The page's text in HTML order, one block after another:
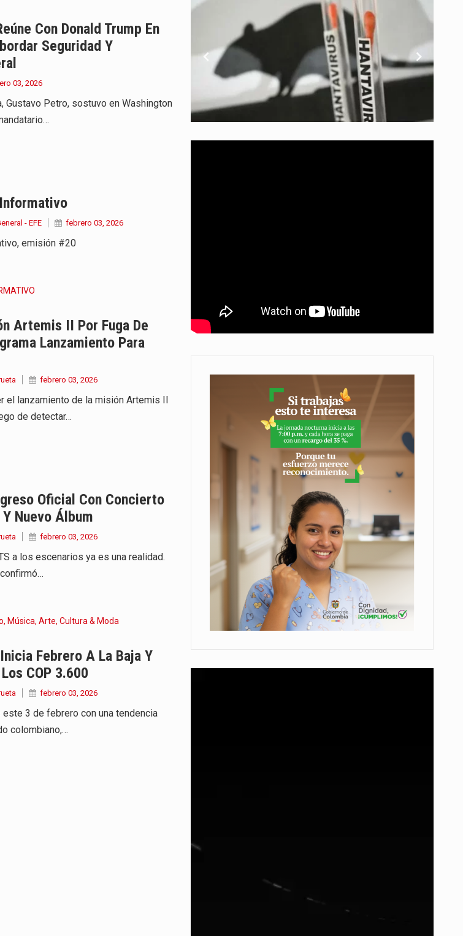
bajo vigilancia…
Con Donald Trump En
Seguridad Y
03, 2026
Gustavo Petro, sostuvo en Washington
- EFE febrero 03, 2026
emisión #20
Artemis II Por Fuga De
Lanzamiento Para
febrero 03, 2026
el lanzamiento de la misión Artemis II
de detectar…
Oficial Con Concierto
Nuevo Álbum
febrero 03, 2026
a los escenarios ya es una realidad.
Música, Arte, Cultura & Moda
Febrero A La Baja Y
COP 3.600
febrero 03, 2026
este 3 de febrero con una tendencia
colombiano,…